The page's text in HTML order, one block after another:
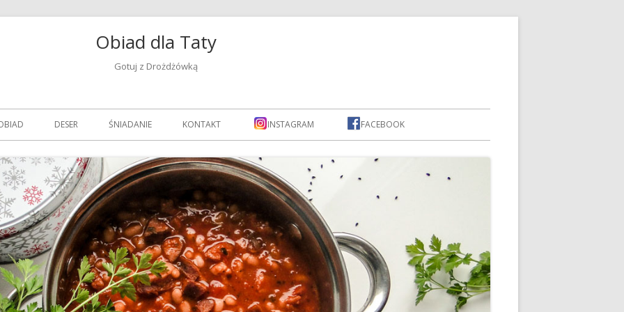
Obiad dla Taty
Gotuj z Drożdżówką
DESER ŚNIADANIE KONTAKT INSTAGRAM FACEBOOK